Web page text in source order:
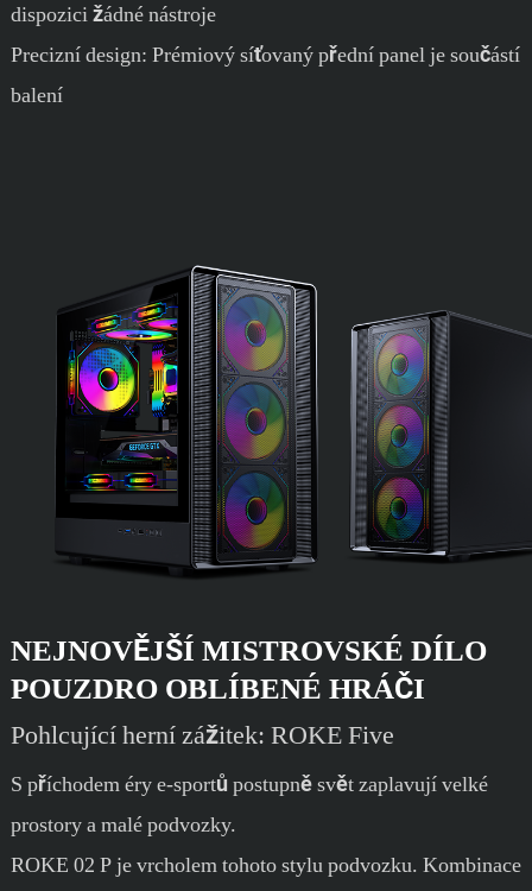
dispozici žádné nástroje
Precizní design: Prémiový síťovaný přední panel je součástí
balení
NEJNOVĚJŠÍ MISTROVSKÉ DÍLO
POUZDRO OBLÍBENÉ HRÁČI
Pohlcující herní zážitek: ROKE Five
S příchodem éry e-sportů postupně svět zaplavují velké
prostory a malé podvozky.
ROKE 02 P je vrcholem tohoto stylu podvozku. Kombinace